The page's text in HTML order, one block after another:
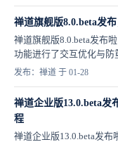
禅道旗舰版8.0.beta发
禅道旗舰版8.0.beta发布
功能进行了交互优化与防
发布：禅道 于 01-28
禅道企业版13.0.beta发
程
禅道企业版13.0.beta发